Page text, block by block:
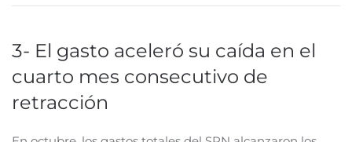
3- El gasto aceleró su caída en el
cuarto mes consecutivo de
retracción